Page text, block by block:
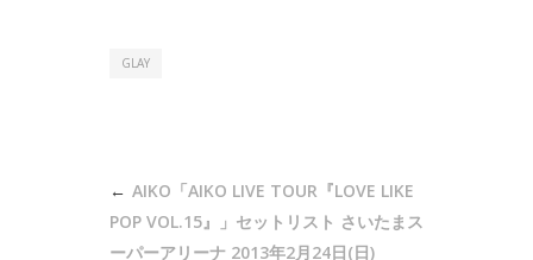
GLAY
AIKO「AIKO LIVE TOUR『LOVE LIKE
POP VOL.15』」セットリスト さいたまス
ーパーアリーナ 2013年2月24日(日)